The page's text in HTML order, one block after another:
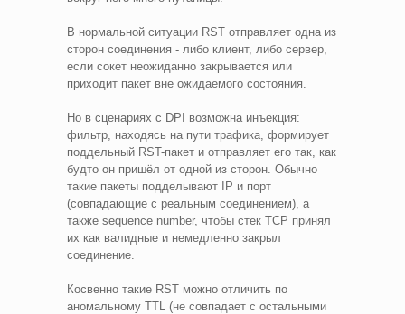
В нормальной ситуации RST отправляет одна из
сторон соединения - либо клиент, либо сервер,
если сокет неожиданно закрывается или
приходит пакет вне ожидаемого состояния.
Но в сценариях с DPI возможна инъекция:
фильтр, находясь на пути трафика, формирует
поддельный RST-пакет и отправляет его так, как
будто он пришёл от одной из сторон. Обычно
такие пакеты подделывают IP и порт
(совпадающие с реальным соединением), а
также sequence number, чтобы стек TCP принял
их как валидные и немедленно закрыл
соединение.
Косвенно такие RST можно отличить по
аномальному TTL (не совпадает с остальными